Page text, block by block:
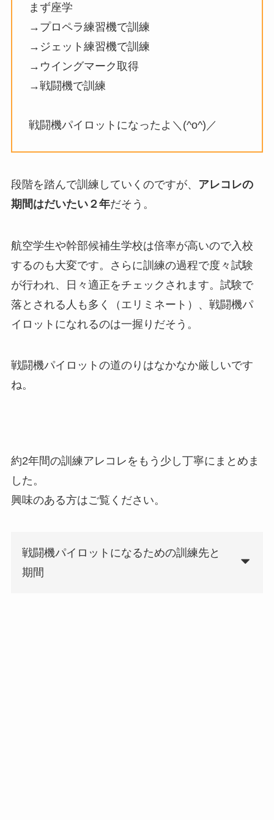
まず座学
→プロペラ練習機で訓練
→ジェット練習機で訓練
→ウイングマーク取得
→戦闘機で訓練
戦闘機パイロットになったよ＼(^o^)／
段階を踏んで訓練していくのですが、 アレコレの
期間はだいたい２年だそう。
航空学生や幹部候補生学校は倍率が高いので入校
するのも大変です。さらに訓練の過程で度々試験
が行われ、日々適正をチェックされます。試験で
落とされる人も多く（エリミネート）、戦闘機パ
イロットになれるのは一握りだそう。
戦闘機パイロットの道のりはなかなか厳しいです
ね。
約2年間の訓練アレコレをもう少し丁寧にまとめま
した。
興味のある方はご覧ください。
戦闘機パイロットになるための訓練先と
期間